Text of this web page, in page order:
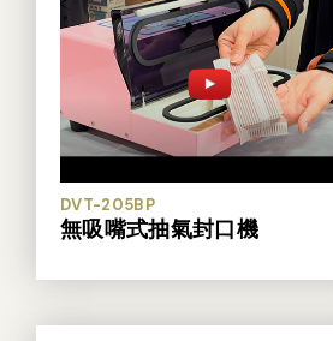
DVT-205BP
無吸嘴式抽氣封口機